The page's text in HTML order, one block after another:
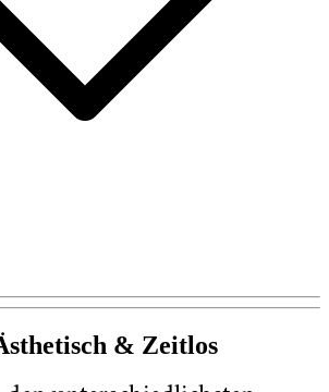
& Zeitlos